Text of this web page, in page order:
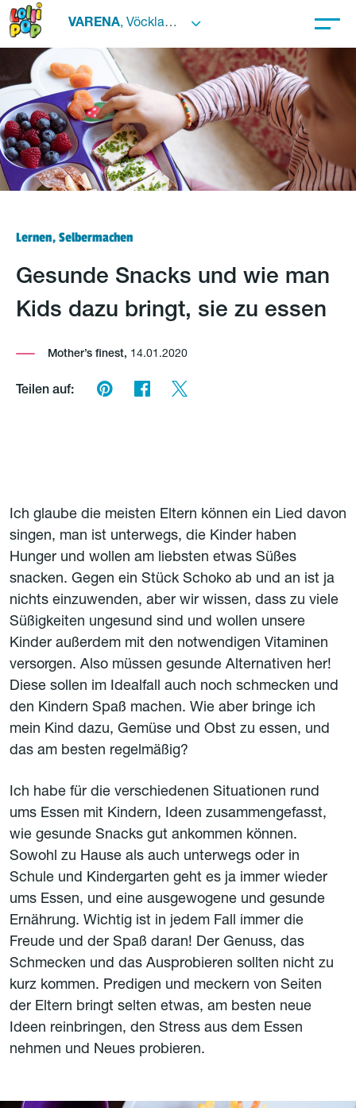
VARENA, Vöcklabruck
Lernen, Selbermachen
Gesunde Snacks und wie man
Kids dazu bringt, sie zu essen
Mother’s finest, 14.01.2020
Teilen auf:
Ich glaube die meisten Eltern können ein Lied davon
singen, man ist unterwegs, die Kinder haben
Hunger und wollen am liebsten etwas Süßes
snacken. Gegen ein Stück Schoko ab und an ist ja
nichts einzuwenden, aber wir wissen, dass zu viele
Süßigkeiten ungesund sind und wollen unsere
Kinder außerdem mit den notwendigen Vitaminen
versorgen. Also müssen gesunde Alternativen her!
Diese sollen im Idealfall auch noch schmecken und
den Kindern Spaß machen. Wie aber bringe ich
mein Kind dazu, Gemüse und Obst zu essen, und
das am besten regelmäßig?
Ich habe für die verschiedenen Situationen rund
ums Essen mit Kindern, Ideen zusammengefasst,
wie gesunde Snacks gut ankommen können.
Sowohl zu Hause als auch unterwegs oder in
Schule und Kindergarten geht es ja immer wieder
ums Essen, und eine ausgewogene und gesunde
Ernährung. Wichtig ist in jedem Fall immer die
Freude und der Spaß daran! Der Genuss, das
Schmecken und das Ausprobieren sollten nicht zu
kurz kommen. Predigen und meckern von Seiten
der Eltern bringt selten etwas, am besten neue
Ideen reinbringen, den Stress aus dem Essen
nehmen und Neues probieren.